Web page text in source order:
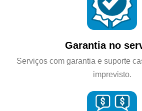
Garantia no
Serviços com garantia e suporte
imprevisto.